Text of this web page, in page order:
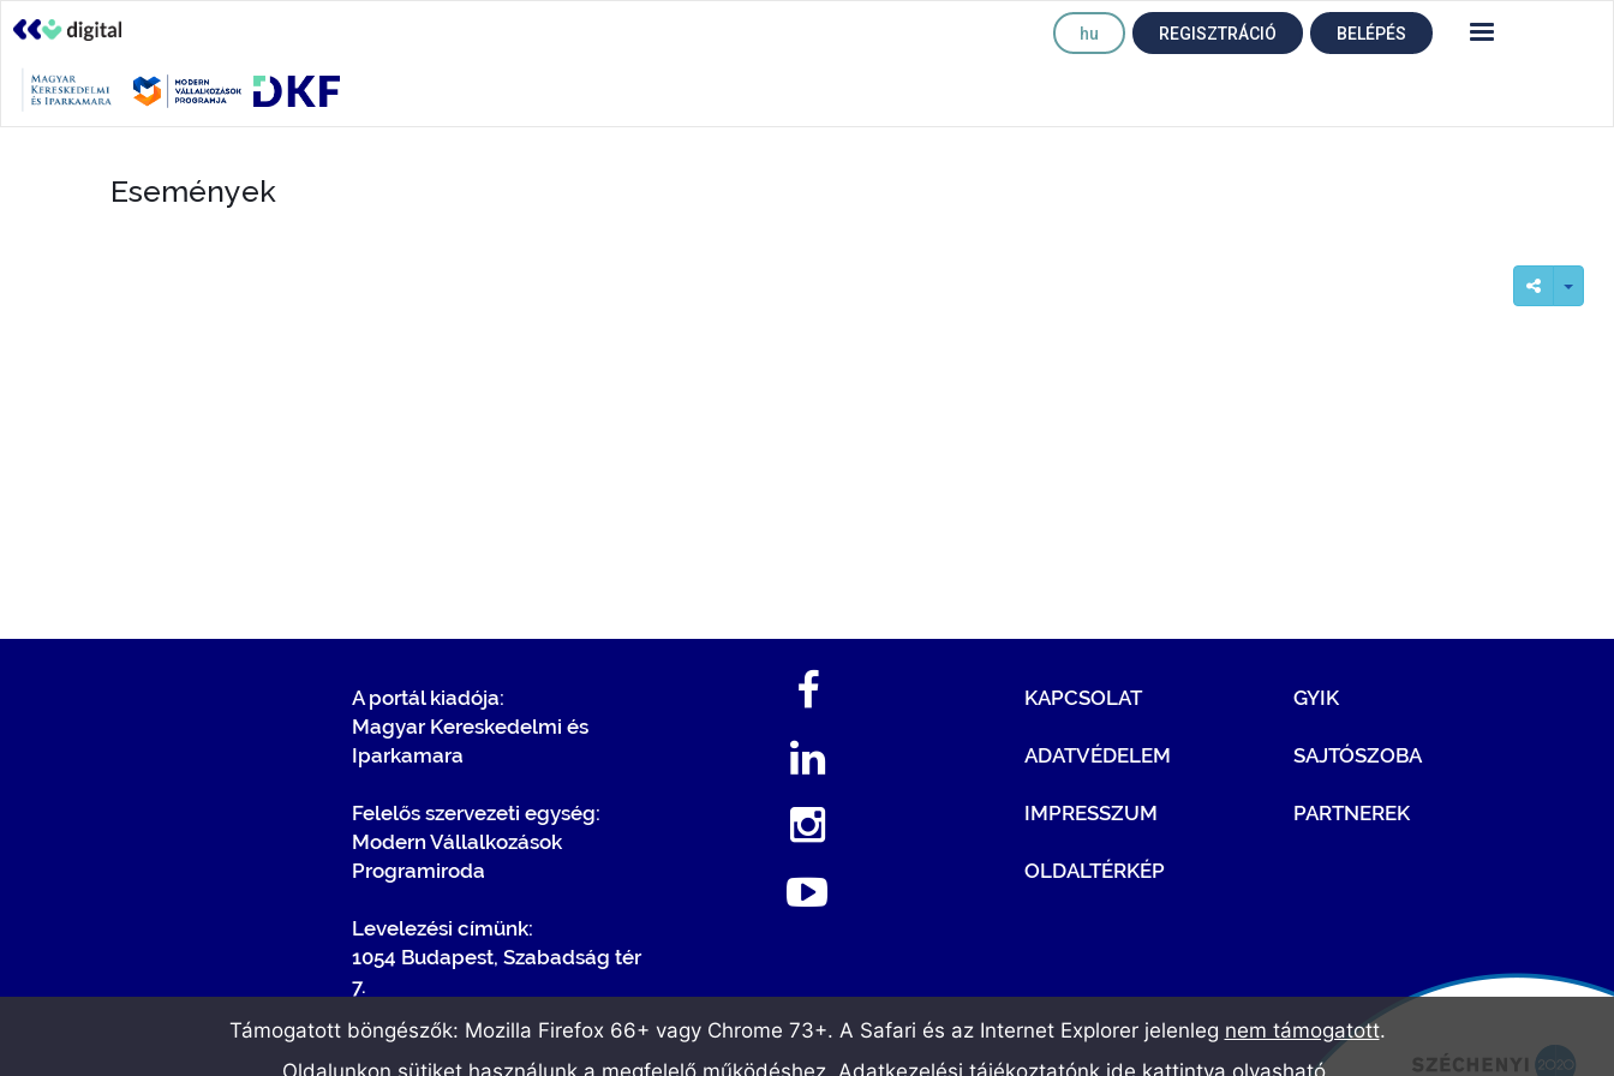
hu REGISZTRÁCIÓ BELÉPÉS
Események
A portál kiadója:
Magyar Kereskedelmi és
Iparkamara
Felelős szervezeti egység:
Modern Vállalkozások
Programiroda
Levelezési címünk:
1054 Budapest, Szabadság tér
7.
KAPCSOLAT
ADATVÉDELEM
IMPRESSZUM
OLDALTÉRKÉP
GYIK
SAJTÓSZOBA
PARTNEREK
Támogatott böngészők: Mozilla Firefox 66+ vagy Chrome 73+. A Safari és az Internet Explorer jelenleg nem támogatott.
Oldalunkon sütiket használunk a megfelelő működéshez. Adatkezelési tájékoztatónk ide kattintva olvasható